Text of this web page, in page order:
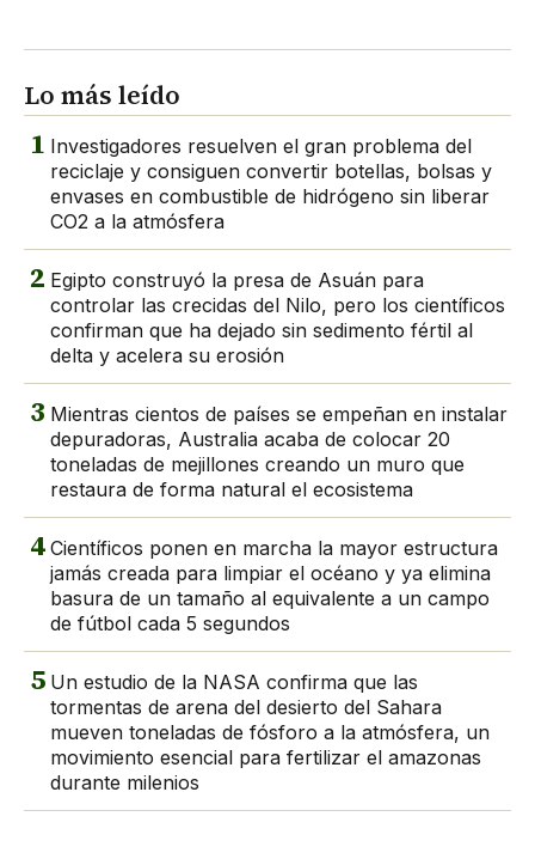
Lo más leído
1 Investigadores resuelven el gran problema del
reciclaje y consiguen convertir botellas, bolsas y
envases en combustible de hidrógeno sin liberar
CO2 a la atmósfera
2 Egipto construyó la presa de Asuán para
controlar las crecidas del Nilo, pero los científicos
confirman que ha dejado sin sedimento fértil al
delta y acelera su erosión
3 Mientras cientos de países se empeñan en instalar
depuradoras, Australia acaba de colocar 20
toneladas de mejillones creando un muro que
restaura de forma natural el ecosistema
4 Científicos ponen en marcha la mayor estructura
jamás creada para limpiar el océano y ya elimina
basura de un tamaño al equivalente a un campo
de fútbol cada 5 segundos
5 Un estudio de la NASA confirma que las
tormentas de arena del desierto del Sahara
mueven toneladas de fósforo a la atmósfera, un
movimiento esencial para fertilizar el amazonas
durante milenios